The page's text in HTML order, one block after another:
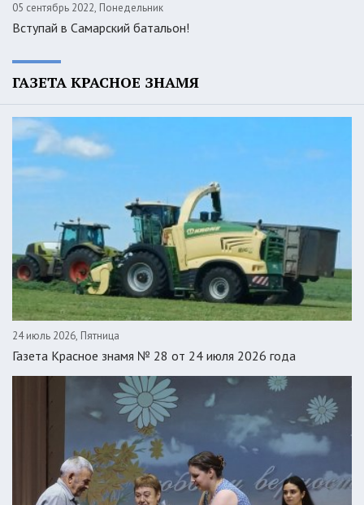
05 сентябрь 2022, Понедельник
Вступай в Самарский батальон!
ГАЗЕТА КРАСНОЕ ЗНАМЯ
24 июль 2026, Пятница
Газета Красное знамя № 28 от 24 июля 2026 года